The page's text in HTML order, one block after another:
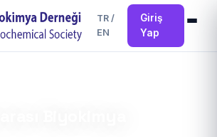
TR /
EN
Giriş
Yap